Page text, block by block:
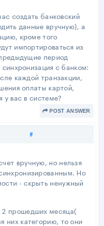
создать банковский
данные вручную), а
кроме того
импортироваться из
период
с банком:
каждой транзакции,
оплаты картой,
у вас в системе?
POST ANSWER
#Share link
вручную, но нельзя
Но
- скрыть ненужный
2 прошедших месяца(
них категорию, то они